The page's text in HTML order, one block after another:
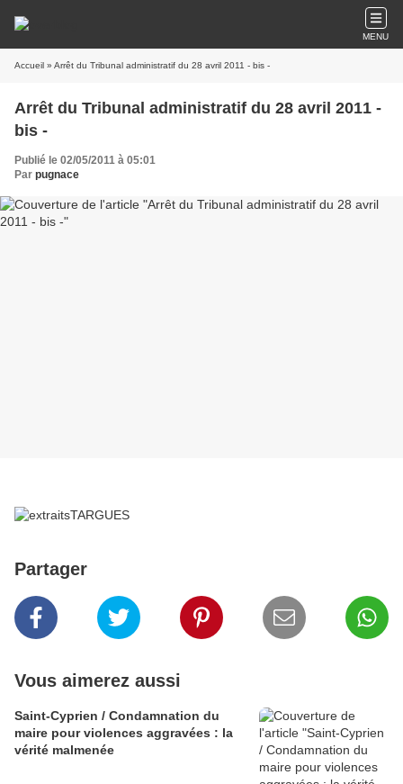
MENU
Accueil » Arrêt du Tribunal administratif du 28 avril 2011 - bis -
Arrêt du Tribunal administratif du 28 avril 2011 -
bis -
Publié le 02/05/2011 à 05:01
Par pugnace
Partager
Vous aimerez aussi
Saint-Cyprien / Condamnation du
maire pour violences aggravées : la
vérité malmenée